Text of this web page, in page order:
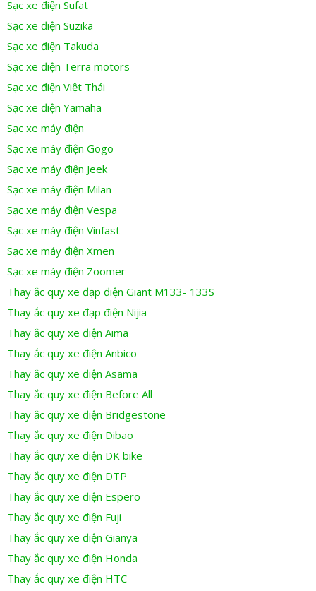
Sạc xe điện Sufat
Sạc xe điện Suzika
Sạc xe điện Takuda
Sạc xe điện Terra motors
Sạc xe điện Việt Thái
Sạc xe điện Yamaha
Sạc xe máy điện
Sạc xe máy điện Gogo
Sạc xe máy điện Jeek
Sạc xe máy điện Milan
Sạc xe máy điện Vespa
Sạc xe máy điện Vinfast
Sạc xe máy điện Xmen
Sạc xe máy điện Zoomer
Thay ắc quy xe đạp điện Giant M133- 133S
Thay ắc quy xe đạp điện Nijia
Thay ắc quy xe điện Aima
Thay ắc quy xe điện Anbico
Thay ắc quy xe điện Asama
Thay ắc quy xe điện Before All
Thay ắc quy xe điện Bridgestone
Thay ắc quy xe điện Dibao
Thay ắc quy xe điện DK bike
Thay ắc quy xe điện DTP
Thay ắc quy xe điện Espero
Thay ắc quy xe điện Fuji
Thay ắc quy xe điện Gianya
Thay ắc quy xe điện Honda
Thay ắc quy xe điện HTC